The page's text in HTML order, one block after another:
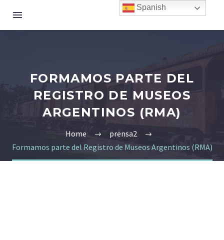
FORMAMOS PARTE DEL
REGISTRO DE MUSEOS
ARGENTINOS (RMA)
Home
prensa2
Formamos parte del Registro de Museos Argentinos (RMA)
Spanish